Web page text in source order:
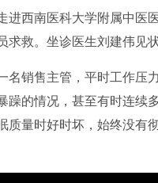
西南医科大学附属中医
求救。坐诊医生刘建伟见
销售主管，平时工作压
躁的情况，甚至有时连续
质量时好时坏，始终没